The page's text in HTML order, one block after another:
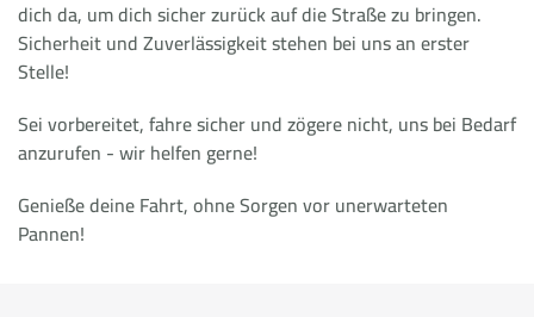
dich da, um dich sicher zurück auf die Straße zu bringen.
Sicherheit und Zuverlässigkeit stehen bei uns an erster
Stelle!
Sei vorbereitet, fahre sicher und zögere nicht, uns bei Bedarf
anzurufen - wir helfen gerne!
Genieße deine Fahrt, ohne Sorgen vor unerwarteten
Pannen!